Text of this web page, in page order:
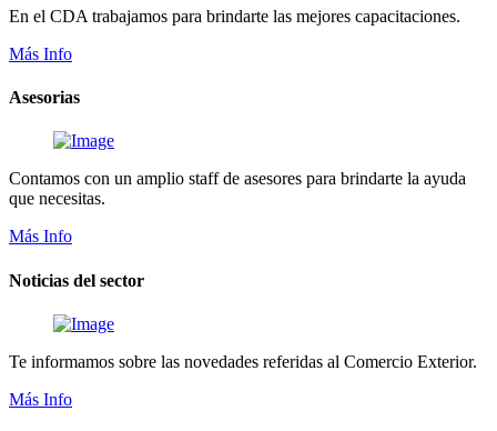
En el CDA trabajamos para brindarte las mejores capacitaciones.
Más Info
Asesorias
Contamos con un amplio staff de asesores para brindarte la ayuda
que necesitas.
Más Info
Noticias del sector
Te informamos sobre las novedades referidas al Comercio Exterior.
Más Info